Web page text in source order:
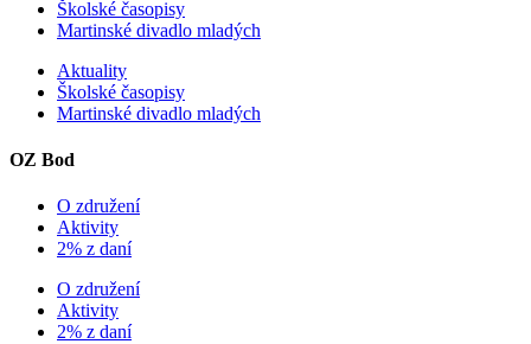
Školské časopisy
Martinské divadlo mladých
Aktuality
Školské časopisy
Martinské divadlo mladých
OZ Bod
O združení
Aktivity
2% z daní
O združení
Aktivity
2% z daní